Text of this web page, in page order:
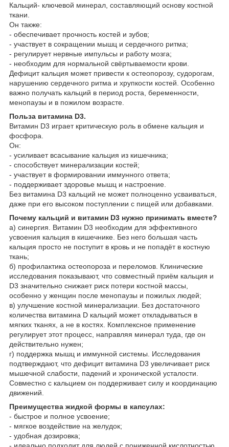
Кальций- ключевой минерал, составляющий основу костной
ткани.
Он также:
- обеспечивает прочность костей и зубов;
- участвует в сокращении мышц и сердечного ритма;
- регулирует нервные импульсы и работу мозга;
- необходим для нормальной свёртываемости крови.
Дефицит кальция может привести к остеопорозу, судорогам,
нарушению сердечного ритма и хрупкости костей. Особенно
важно получать кальций в период роста, беременности,
менопаузы и в пожилом возрасте.
Польза витамина D3.
Витамин D3 играет критическую роль в обмене кальция и
фосфора.
Он:
- усиливает всасывание кальция из кишечника;
- способствует минерализации костей;
- участвует в формировании иммунного ответа;
- поддерживает здоровье мышц и настроение.
Без витамина D3 кальций не может полноценно усваиваться,
даже при его высоком поступлении с пищей или добавками.
Почему кальций и витамин D3 нужно принимать вместе?
а) синергия. Витамин D3 необходим для эффективного
усвоения кальция в кишечнике. Без него большая часть
кальция просто не поступит в кровь и не попадёт в костную
ткань;
б) профилактика остеопороза и переломов. Клинические
исследования показывают, что совместный приём кальция и
D3 значительно снижает риск потери костной массы,
особенно у женщин после менопаузы и пожилых людей;
в) улучшение костной минерализации. Без достаточного
количества витамина D кальций может откладываться в
мягких тканях, а не в костях. Комплексное применение
регулирует этот процесс, направляя минерал туда, где он
действительно нужен;
г) поддержка мышц и иммунной системы. Исследования
подтверждают, что дефицит витамина D3 увеличивает риск
мышечной слабости, падений и хронической усталости.
Совместно с кальцием он поддерживает силу и координацию
движений.
Преимущества жидкой формы в капсулах:
- быстрое и полное усвоение;
- мягкое воздействие на желудок;
- удобная дозировка;
- идеально подходит для людей с пониженной кислотностью